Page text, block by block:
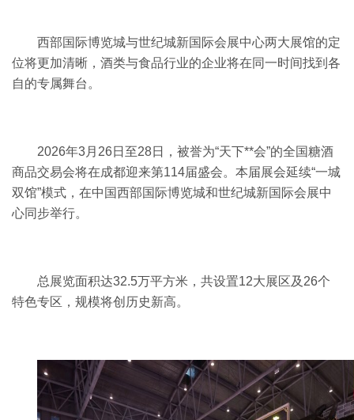
西部国际博览城与世纪城新国际会展中心两大展馆的定
位将更加清晰，酒类与食品行业的企业将在同一时间找到各
自的专属舞台。
2026年3月26日至28日，被誉为“天下**会”的全国糖酒
商品交易会将在成都迎来第114届盛会。本届展会延续“一城
双馆”模式，在中国西部国际博览城和世纪城新国际会展中
心同步举行。
总展览面积达32.5万平方米，共设置12大展区及26个
特色专区，规模将创历史新高。